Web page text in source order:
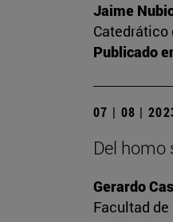
Jaime
Catedrático
Publicado
07 | 08 |
Del homo
Gerardo
Facultad